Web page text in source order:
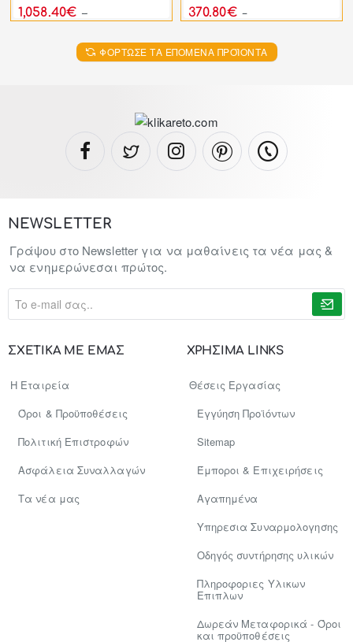
1,058.40€ 370.80€
ΦΌΡΤΩΣΕ ΤΑ ΕΠΌΜΕΝΑ ΠΡΟΪΌΝΤΑ
ΣΧΕΤΙΚΑ ΜΕ ΕΜΑΣ
Η Εταιρεία
Όροι & Προϋποθέσεις
Πολιτική Επιστροφών
Ασφάλεια Συναλλαγών
Tα νέα μας
ΧΡΗΣΙΜΑ LINKS
Θέσεις Εργασίας
Εγγύηση Προϊόντων
Sitemap
Έμποροι & Επιχειρήσεις
Αγαπημένα
Υπηρεσια Συναρμολογησης
Οδηγός συντήρησης υλικών
Πληροφοριες Υλικων
Επιπλων
Δωρεάν Μεταφορικά - Όροι
και προϋποθέσεις
NEWSLETTER
Γράψου στο Newsletter για να μαθαίνεις τα νέα μας &
να ενημερώνεσαι πρώτος.
σας..